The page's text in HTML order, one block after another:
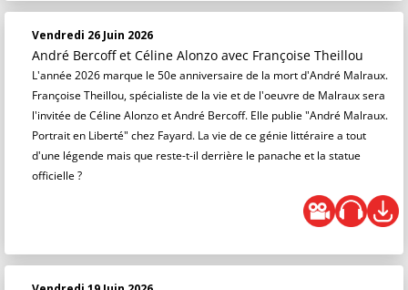
Vendredi 26 Juin 2026
André Bercoff et Céline Alonzo avec Françoise Theillou
L'année 2026 marque le 50e anniversaire de la mort d'André Malraux.
Françoise Theillou, spécialiste de la vie et de l'oeuvre de Malraux sera
l'invitée de Céline Alonzo et André Bercoff. Elle publie "André Malraux.
Portrait en Liberté" chez Fayard. La vie de ce génie littéraire a tout
d'une légende mais que reste-t-il derrière le panache et la statue
officielle ?